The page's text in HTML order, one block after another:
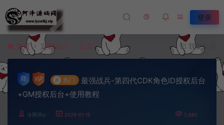
登录
首页 定制后台 正文 我要投稿
# 热门
最强战兵-第四代CDK角色ID授权后台
+GM授权后台+使用教程
冷雨泽ღ 2026-01-15 2,680